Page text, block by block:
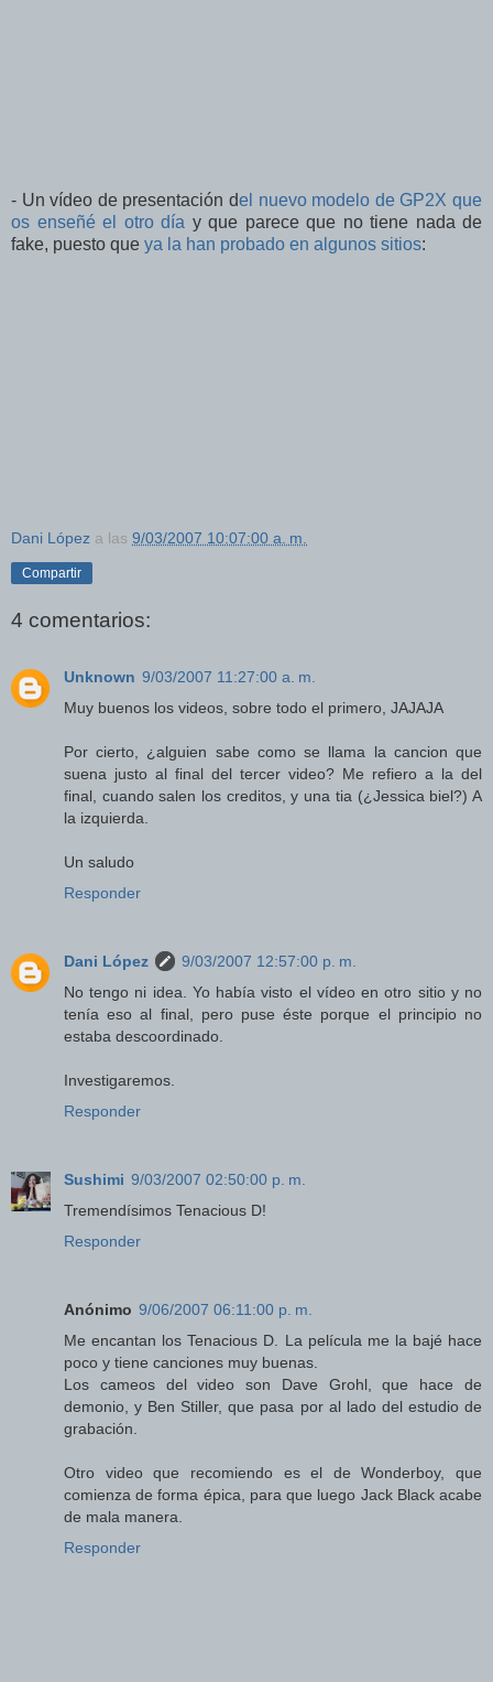
- Un vídeo de presentación del nuevo modelo de GP2X que
os enseñé el otro día y que parece que no tiene nada de
fake, puesto que ya la han probado en algunos sitios:
Dani López a las 9/03/2007 10:07:00 a. m.
Compartir
4 comentarios:
Unknown 9/03/2007 11:27:00 a. m.
Muy buenos los videos, sobre todo el primero, JAJAJA
Por cierto, ¿alguien sabe como se llama la cancion que
suena justo al final del tercer video? Me refiero a la del
final, cuando salen los creditos, y una tia (¿Jessica biel?) A
la izquierda.
Un saludo
Responder
Dani López
9/03/2007 12:57:00 p. m.
No tengo ni idea. Yo había visto el vídeo en otro sitio y no
tenía eso al final, pero puse éste porque el principio no
estaba descoordinado.
Investigaremos.
Responder
Sushimi 9/03/2007 02:50:00 p. m.
Tremendísimos Tenacious D!
Responder
Anónimo 9/06/2007 06:11:00 p. m.
Me encantan los Tenacious D. La película me la bajé hace
poco y tiene canciones muy buenas.
Los cameos del video son Dave Grohl, que hace de
demonio, y Ben Stiller, que pasa por al lado del estudio de
grabación.
Otro video que recomiendo es el de Wonderboy, que
comienza de forma épica, para que luego Jack Black acabe
de mala manera.
Responder